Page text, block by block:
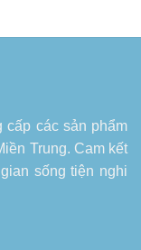
cấp các sản phẩm
Trung. Cam kết
sống tiện nghi